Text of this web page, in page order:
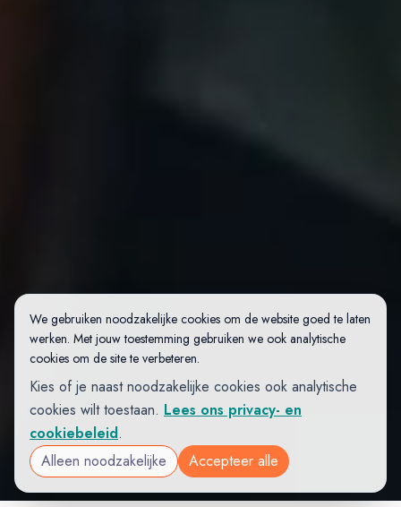
We gebruiken noodzakelijke cookies om de website goed te laten
werken. Met jouw toestemming gebruiken we ook analytische
cookies om de site te verbeteren.
Kies of je naast noodzakelijke cookies ook analytische
cookies wilt toestaan. Lees ons privacy- en
cookiebeleid.
Alleen noodzakelijke
Accepteer alle